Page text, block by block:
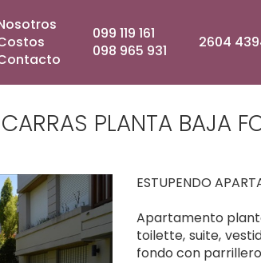
099 119 161
098 965 931
2604
PLANTA BAJA
ESTUPENDO
Apartamento
toilette, suite,
fondo con